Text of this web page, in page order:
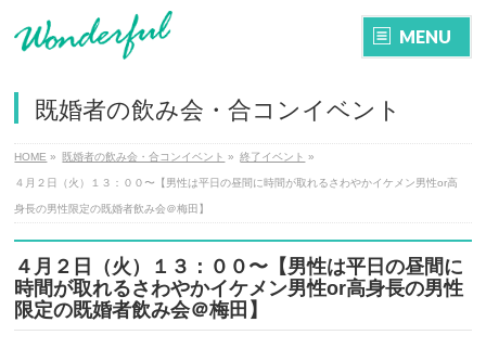
MENU
既婚者の飲み会・合コンイベント
HOME » 既婚者の飲み会・合コンイベント » 終了イベント »
４月２日（火）１３：００〜【男性は平日の昼間に時間が取れるさわやかイケメン男性or高
身長の男性限定の既婚者飲み会＠梅田】
４月２日（火）１３：００〜【男性は平日の昼間に
時間が取れるさわやかイケメン男性or高身長の男性
限定の既婚者飲み会＠梅田】